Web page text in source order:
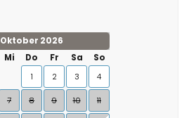
Oktober 2026
Mi Do Fr Sa
So
1
2 3 4
7 8 9 10 11